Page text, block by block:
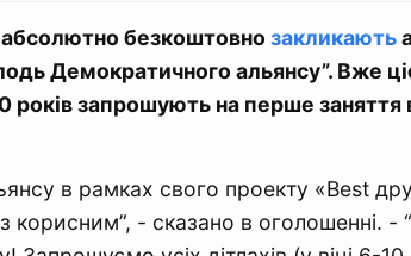
абсолютно безкоштовно закликають
Демократичного альянсу”. Вже
років запрошують на перше заняття
в рамках свого проекту «Best
корисним”, - сказано в оголошенні. -